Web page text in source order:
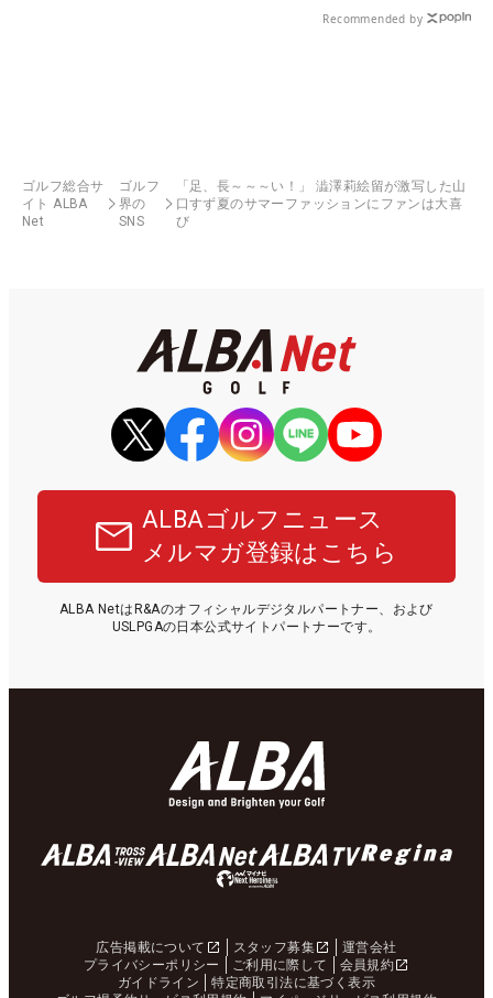
Recommended by
ゴルフ総合サ
イト ALBA
Net
ゴルフ
界の
SNS
「足、長～～～い！」 澁澤莉絵留が激写した山
口すず夏のサマーファッションにファンは大喜
び
ALBAゴルフニュース
メルマガ登録はこちら
ALBA NetはR&Aのオフィシャルデジタルパートナー、および
USLPGAの日本公式サイトパートナーです。
広告掲載について スタッフ募集
運営会社
プライバシーポリシー
ご利用に際して
会員規約
ガイドライン
特定商取引法に基づく表示